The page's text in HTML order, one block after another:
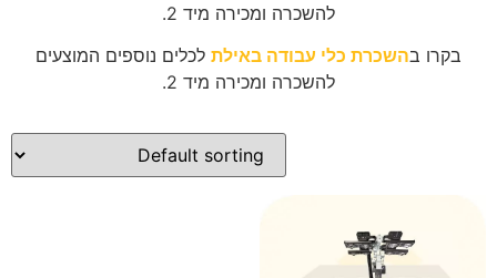
להשכרה ומכירה מיד 2.
בקרו בהשכרת כלי עבודה באילת לכלים נוספים המוצעים
להשכרה ומכירה מיד 2.